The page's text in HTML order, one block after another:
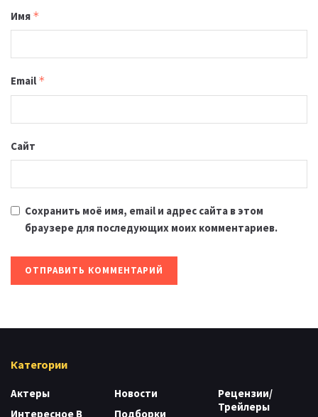
Имя *
Email *
Сайт
Сохранить моё имя, email и адрес сайта в этом
браузере для последующих моих комментариев.
Категории
Актеры
Интересное В
Новости
Подборки
Рецензии/
Трейлеры